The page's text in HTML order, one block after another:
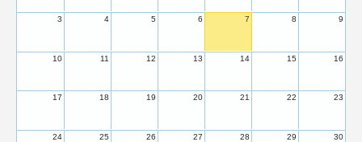
3 4 5 6 7 8 9
10 11 12 13 14 15 16
17 18 19 20 21 22 23
24 25 26 27 28 29 30